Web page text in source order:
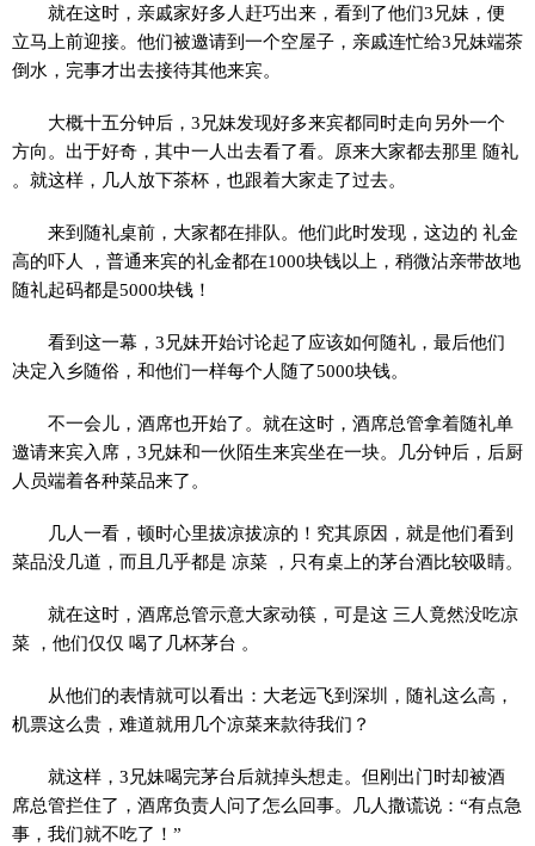
就在这时，亲戚家好多人赶巧出来，看到了他们3兄妹，便
立马上前迎接。他们被邀请到一个空屋子，亲戚连忙给3兄妹端茶
倒水，完事才出去接待其他来宾。
大概十五分钟后，3兄妹发现好多来宾都同时走向另外一个
方向。出于好奇，其中一人出去看了看。原来大家都去那里 随礼
。就这样，几人放下茶杯，也跟着大家走了过去。
来到随礼桌前，大家都在排队。他们此时发现，这边的 礼金
高的吓人 ，普通来宾的礼金都在1000块钱以上，稍微沾亲带故地
随礼起码都是5000块钱！
看到这一幕，3兄妹开始讨论起了应该如何随礼，最后他们
决定入乡随俗，和他们一样每个人随了5000块钱。
不一会儿，酒席也开始了。就在这时，酒席总管拿着随礼单
邀请来宾入席，3兄妹和一伙陌生来宾坐在一块。几分钟后，后厨
人员端着各种菜品来了。
几人一看，顿时心里拔凉拔凉的！究其原因，就是他们看到
菜品没几道，而且几乎都是 凉菜 ，只有桌上的茅台酒比较吸睛。
就在这时，酒席总管示意大家动筷，可是这 三人竟然没吃凉
菜 ，他们仅仅 喝了几杯茅台 。
从他们的表情就可以看出：大老远飞到深圳，随礼这么高，
机票这么贵，难道就用几个凉菜来款待我们？
就这样，3兄妹喝完茅台后就掉头想走。但刚出门时却被酒
席总管拦住了，酒席负责人问了怎么回事。几人撒谎说：“有点急
事，我们就不吃了！”